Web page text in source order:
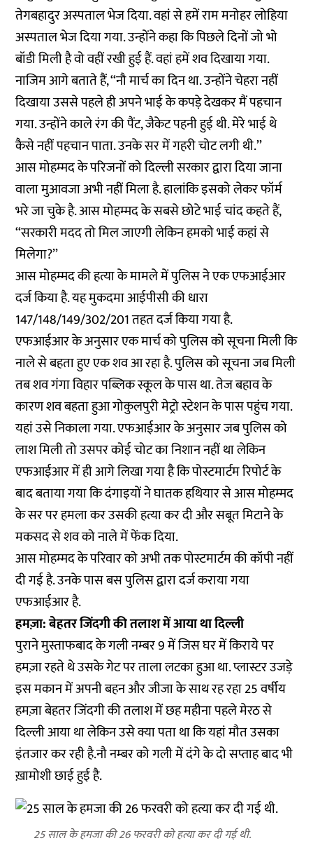
तेगबहादुर अस्पताल भेज दिया. वहां से हमें राम मनोहर लोहिया
अस्पताल भेज दिया गया. उन्होंने कहा कि पिछले दिनों जो भो
बॉडी मिली है वो वहीं रखी हुई हैं. वहां हमें शव दिखाया गया.
नाजिम आगे बताते हैं, ‘‘नौ मार्च का दिन था. उन्होंने चेहरा नहीं
दिखाया उससे पहले ही अपने भाई के कपड़े देखकर मैं पहचान
गया. उन्होंने काले रंग की पैंट, जैकेट पहनी हुई थी. मेरे भाई थे
कैसे नहीं पहचान पाता. उनके सर में गहरी चोट लगी थी.’’
आस मोहम्मद के परिजनों को दिल्ली सरकार द्वारा दिया जाना
वाला मुआवजा अभी नहीं मिला है. हालांकि इसको लेकर फॉर्म
भरे जा चुके है. आस मोहम्मद के सबसे छोटे भाई चांद कहते हैं,
‘‘सरकारी मदद तो मिल जाएगी लेकिन हमको भाई कहां से
मिलेगा?’’
आस मोहम्मद की हत्या के मामले में पुलिस ने एक एफआईआर
दर्ज किया है. यह मुकदमा आईपीसी की धारा
147/148/149/302/201 तहत दर्ज किया गया है.
एफआईआर के अनुसार एक मार्च को पुलिस को सूचना मिली कि
नाले से बहता हुए एक शव आ रहा है. पुलिस को सूचना जब मिली
तब शव गंगा विहार पब्लिक स्कूल के पास था. तेज बहाव के
कारण शव बहता हुआ गोकुलपुरी मेट्रो स्टेशन के पास पहुंच गया.
यहां उसे निकाला गया. एफआईआर के अनुसार जब पुलिस को
लाश मिली तो उसपर कोई चोट का निशान नहीं था लेकिन
एफआईआर में ही आगे लिखा गया है कि पोस्टमार्टम रिपोर्ट के
बाद बताया गया कि दंगाइयों ने घातक हथियार से आस मोहम्मद
के सर पर हमला कर उसकी हत्या कर दी और सबूत मिटाने के
मकसद से शव को नाले में फेंक दिया.
आस मोहम्मद के परिवार को अभी तक पोस्टमार्टम की कॉपी नहीं
दी गई है. उनके पास बस पुलिस द्वारा दर्ज कराया गया
एफआईआर है.
हमज़ा: बेहतर जिंदगी की तलाश में आया था दिल्ली
पुराने मुस्ताफबाद के गली नम्बर 9 में जिस घर में किराये पर
हमज़ा रहते थे उसके गेट पर ताला लटका हुआ था. प्लास्टर उजड़े
इस मकान में अपनी बहन और जीजा के साथ रह रहा 25 वर्षीय
हमज़ा बेहतर जिंदगी की तलाश में छह महीना पहले मेरठ से
दिल्ली आया था लेकिन उसे क्या पता था कि यहां मौत उसका
इंतजार कर रही है.नौ नम्बर को गली में दंगे के दो सप्ताह बाद भी
ख़ामोशी छाई हुई है.
25 साल के हमजा की 26 फरवरी को हत्या कर दी गई थी.